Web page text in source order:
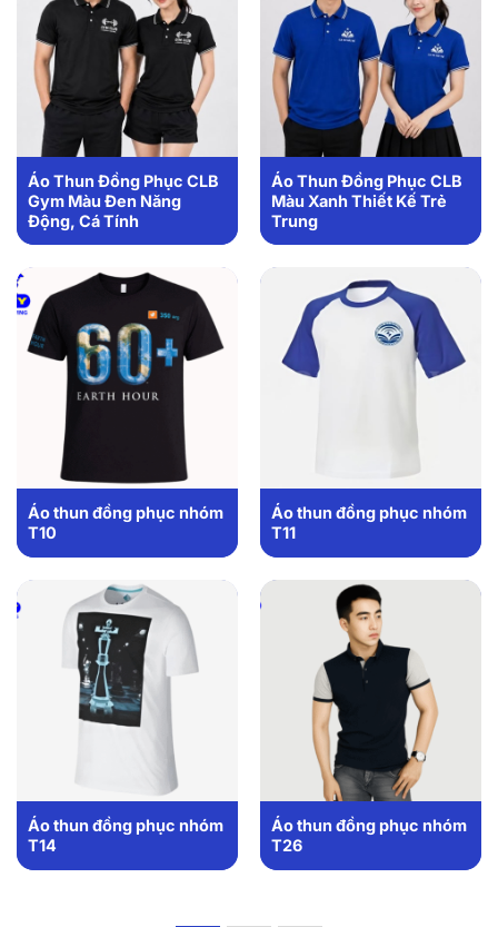
Áo Thun Đồng Phục CLB
Gym Màu Đen Năng
Động, Cá Tính
Áo Thun Đồng Phục CLB
Màu Xanh Thiết Kế Trẻ
Trung
Áo thun đồng phục nhóm
T10
Áo thun đồng phục nhóm
T11
Áo thun đồng phục nhóm
T14
Áo thun đồng phục nhóm
T26